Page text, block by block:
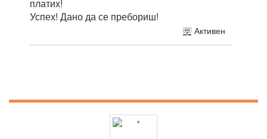
платих!
Успех! Дано да се пребориш!
Активен